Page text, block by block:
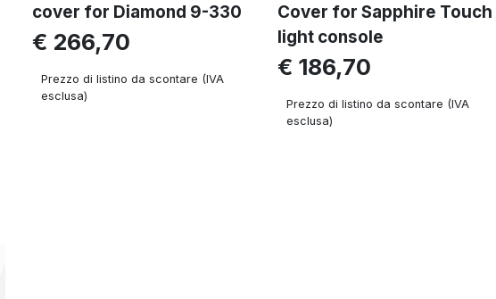
cover for Diamond 9-330
€ 266,70
Prezzo di listino da scontare (IVA
esclusa)
Cover for Sapphire Touch
light console
€ 186,70
Prezzo di listino da scontare (IVA
esclusa)